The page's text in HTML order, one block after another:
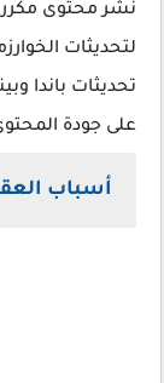
نشر محتوى مكرر.
لتحديثات
تحديثات باندا
على جودة
أسباب